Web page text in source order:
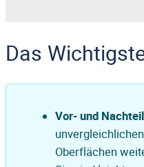
Das
Vor- und
Oberflächen